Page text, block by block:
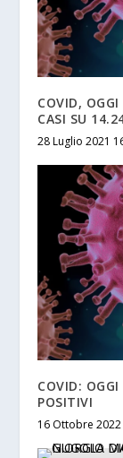
COVID,
CASI SU
28 Luglio 2021
COVID:
POSITIVI
16 Ottobre 2022